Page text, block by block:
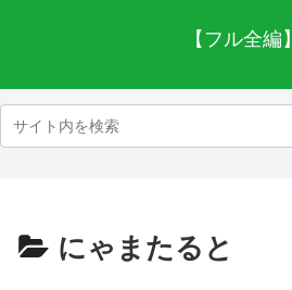
【フル全編】
にゃまたると